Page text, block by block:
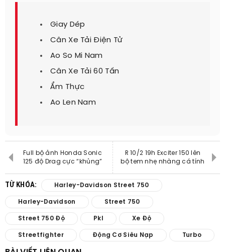
Giay Dép
Cân Xe Tải Điện Tử
Ao So Mi Nam
Cân Xe Tải 60 Tấn
Ẩm Thực
Ao Len Nam
Full bộ ảnh Honda Sonic
125 độ Drag cực “khủng”
R 10/2 19h Exciter 150 lên
bộ tem nhẹ nhàng cá tính
TỪ KHÓA: Harley-Davidson Street 750
Harley-Davidson Street 750
Street 750 Độ Pkl Xe Độ
Streetfighter Động Cơ Siêu Nạp Turbo